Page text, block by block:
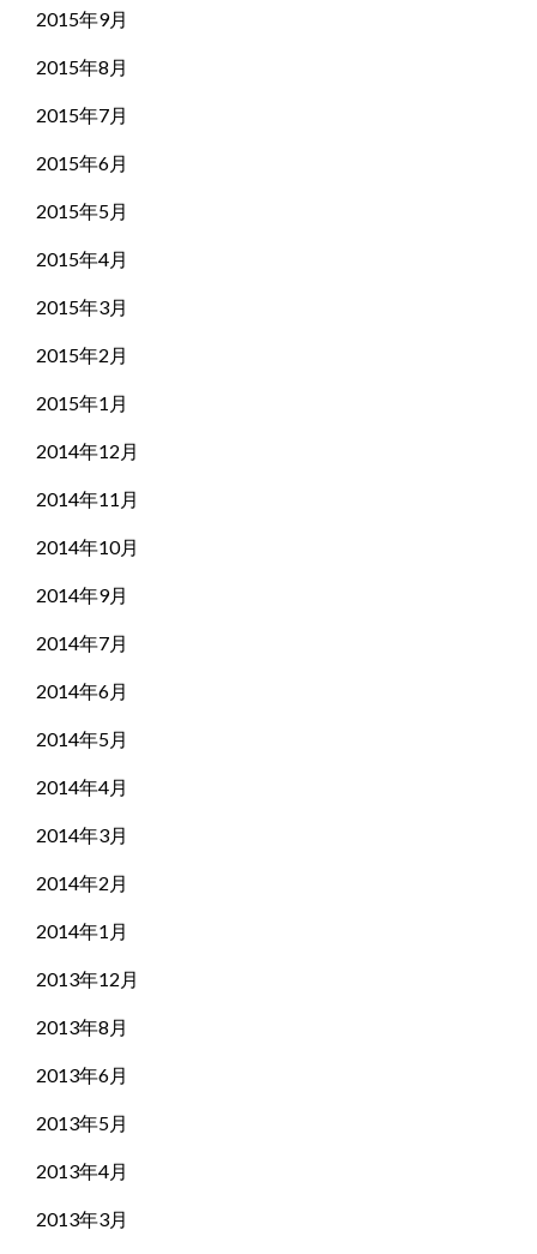
2015年9月
2015年8月
2015年7月
2015年6月
2015年5月
2015年4月
2015年3月
2015年2月
2015年1月
2014年12月
2014年11月
2014年10月
2014年9月
2014年7月
2014年6月
2014年5月
2014年4月
2014年3月
2014年2月
2014年1月
2013年12月
2013年8月
2013年6月
2013年5月
2013年4月
2013年3月